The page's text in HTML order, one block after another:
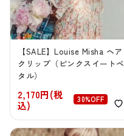
【SALE】Louise Misha ヘア
クリップ（ピンクスイートペ
タル）
2,170円(税
込)
30%OFF